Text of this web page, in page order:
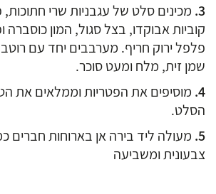
מכינים סלט של עגבניות שרי חתוכות,
קוביות אבוקדו, בצל סגול, המון כוסברה
פלפל ירוק חריף. מערבבים יחד עם רוטב
שמן זית, מלח ומעט סוכר.
מוסיפים את הפטריות וממלאים את
הסלט.
מעולה ליד בירה אן בארוחות חברים
צבעונית ומשביעה